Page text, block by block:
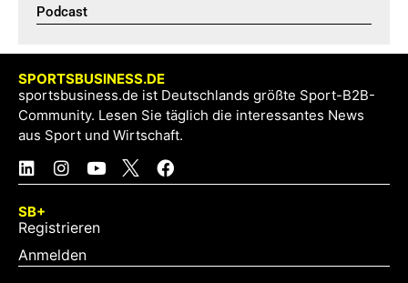
Podcast​
SPORTSBUSINESS.DE
sportsbusiness.de ist Deutschlands größte Sport-B2B-
Community. Lesen Sie täglich die interessantes News
aus Sport und Wirtschaft.
SB+
Registrieren
Anmelden